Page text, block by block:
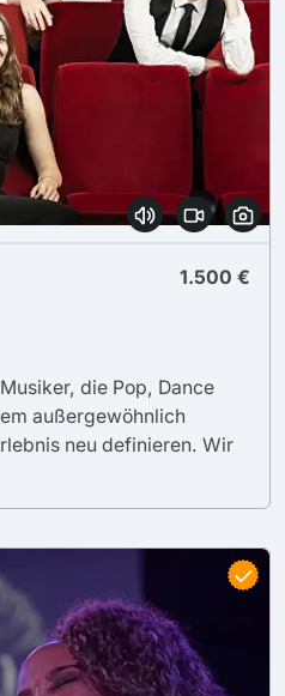
1.500 €
die Pop, Dance
außergewöhnlich
neu definieren. Wir